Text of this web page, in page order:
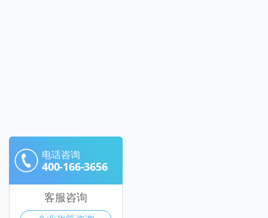
电话咨询
400-166-3656
客服咨询